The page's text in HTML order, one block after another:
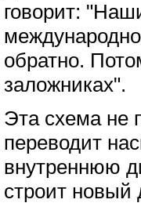
говорит:
обратно.
заложниках".
Эта схема не
переводит
внутреннюю
строит новый